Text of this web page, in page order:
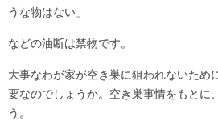
うな物はない」
などの油断は禁物です。
大事なわが家が空き巣に狙われないため
要なのでしょうか。空き巣事情をもとに
う。